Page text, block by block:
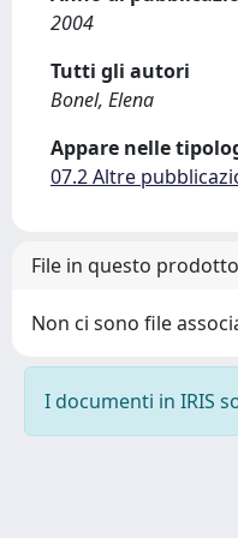
2004
Tutti gli autori
Bonel, Elena
Appare nelle
07.2 Altre
File in questo
Non ci sono file
I documenti in IRIS